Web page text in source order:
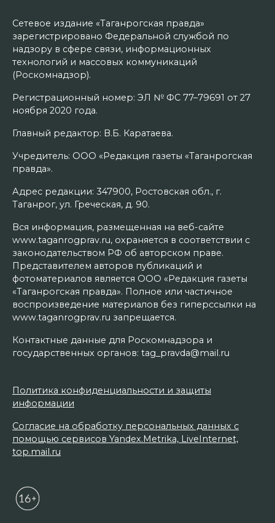
Сетевое издание «Таганрогская правда»
зарегистрировано Федеральной службой по
надзору в сфере связи, информационных
технологий и массовых коммуникаций
(Роскомнадзор).
Регистрационный номер: ЭЛ № ФС 77–79691 от 27
ноября 2020 года.
Главный редактор: В.Б. Каратаева.
Учредитель: ООО «Редакция газеты «Таганрогская
правда».
Адрес редакции: 347900, Ростовская обл., г.
Таганрог, ул. Греческая, д. 90.
Вся информация, размещенная на веб-сайте
www.taganrogprav.ru, охраняется в соответствии с
законодательством РФ об авторском праве.
Представителем авторов публикаций и
фотоматериалов является ООО «Редакция газеты
«Таганрогская правда». Полное или частичное
воспроизведение материалов без гиперссылки на
www.taganrogprav.ru запрещается.
Контактные данные для Роскомнадзора и
государственных органов: tag_pravda@mail.ru
Политика конфиденциальности и защиты
информации
Согласие на обработку персональных данных с
помощью сервисов Yandex.Metrika, LiveInternet,
top.mail.ru